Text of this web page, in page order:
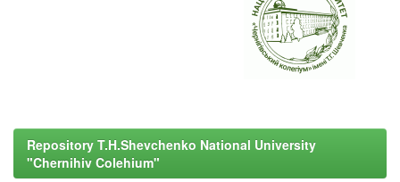
Repository T.H.Shevchenko National University
"Chernihiv Colehium"